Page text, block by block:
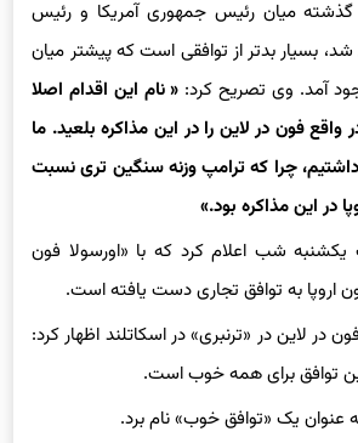
بسیار بدتر از توافقی است که پیشتر میان
آمد. وی تصریح کرد: « نام این اقدام اصلا
فون در لاین را در این مذاکره بلعید. ما
داشتیم، چرا که ترامپ وزنه سنگین تری نسبت
در این مذاکره بود.»
یکشنبه شب اعلام کرد که با «اورسولا فون
اروپا به توافق تجاری دست یافته است.
در لاین در «ترنبری» در اسکاتلند اظهار کرد:
توافق برای همه خوب است.
عنوان یک «توافق خوب» نام برد.
بر اساس این توافق، تعرفه ۱۵ درصدی بر واردات کالاهای اتحادیه اروپا